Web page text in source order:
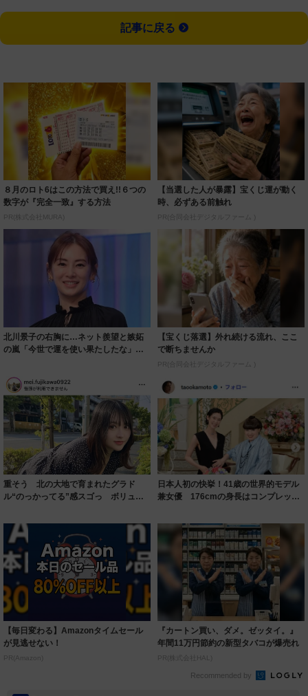
記事に戻る
８月のロト6はこの方法で買え!!６つの
数字が『完全一致』する方法
PR(株式会社MURA)
【当選した人が暴露】宝くじ運が動く
時、必ずある前触れ
PR(合同会社デジタルファーム )
北川景子の右胸に…ネット羨望と嫉妬
の嵐「今世で運を使い果たしたな」
【宝くじ落選】外れ続ける流れ、ここ
で断ちませんか
PR(合同会社デジタルファーム )
重そう 北の大地で育まれたグラド
ル“のっかってる”感スゴっ ボリュー
日本人初の快挙！41歳の世界的モデル
兼女優 176cmの身長はコンプレック
【毎日変わる】Amazonタイムセール
が見逃せない！
PR(Amazon)
『カートン買い、ダメ。ゼッタイ。』
年間11万円節約の新型タバコが爆売れ
PR(株式会社HAL)
Recommended by